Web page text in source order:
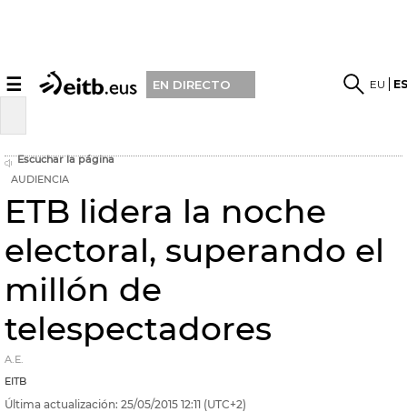
☰ EN DIRECTO EU
Escuchar la página
AUDIENCIA
ETB lidera la noche
electoral, superando el
millón de
telespectadores
A.E.
EITB
Última actualización: 25/05/2015 12:11 (UTC+2)